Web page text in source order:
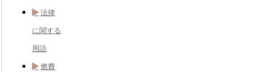
法律
に関する
用語
燃費